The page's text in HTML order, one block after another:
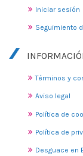
Iniciar sesión
Seguimiento
Términos y
Aviso legal
Política de
Política de
Desguace en